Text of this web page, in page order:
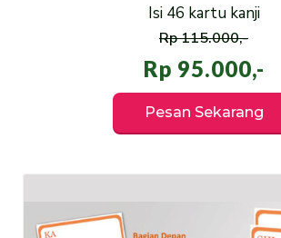
Isi 46 kartu kanji
Rp 115.000,-
Rp 95.000,-
Pesan Sekarang